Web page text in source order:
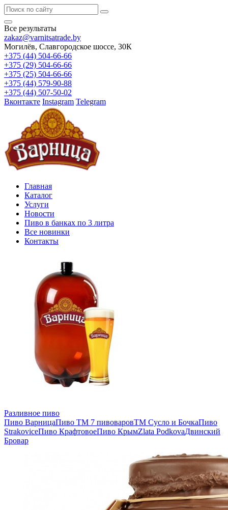
Все результаты
zakaz@varnitsatrade.by
Могилёв, Славгородское шоссе, 30К
+375 (44) 504-66-66
+375 (29) 504-66-66
+375 (25) 504-66-66
+375 (44) 579-90-88
+375 (44) 507-50-02
Вконтакте Instagram Telegram
Главная
Каталог
Услуги
Новости
Пиво в банках по 3 литра
Все новинки
Контакты
Разливное пиво
Пиво ВарницаПиво ТМ 7 пивоваровТМ Сусло и БочкаПиво
StrakoviceПиво КрафтовоеПиво КрымZlata PodkovaДвинский
Бровар